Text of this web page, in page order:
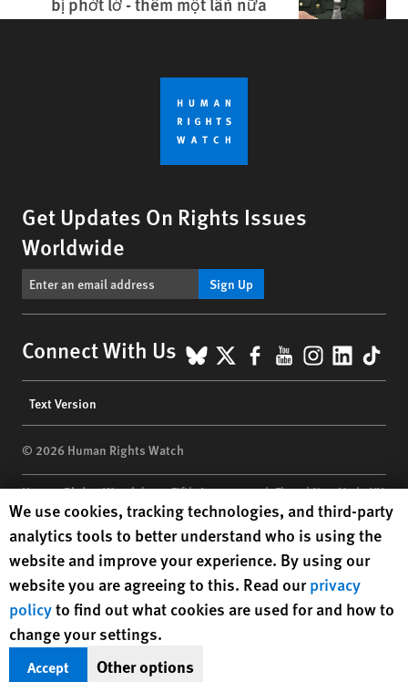
Get Updates On Rights Issues
Worldwide
Sign Up
Connect With Us BlueSky
X Facebook
YouTube
menu
Text Version
© 2026 Human Rights Watch
Human Rights Watch| 350 Fifth Avenue, 34th Floor | New York,NY
10118-3299USA|t 1.212.290.4700
Human Rights Watchis a 501(C)(3) nonprofit registered in the US
under EIN: 13-2875808
Human Rights Watch cookie preferences
We use cookies, tracking technologies, and third-party
analytics tools to better understand who is using the
website and improve your experience. By using our
website you are agreeing to this. Read ourprivacy
policyto find out what cookies are used for and how to
change your settings.
Accept Other options